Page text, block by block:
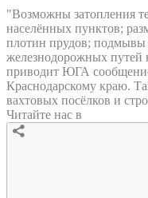
"Возможны затопления
населённых пунктов;
плотин прудов; подмывы
железнодорожных
приводит ЮГА
Краснодарскому краю.
вахтовых посёлков и
Читайте нас в